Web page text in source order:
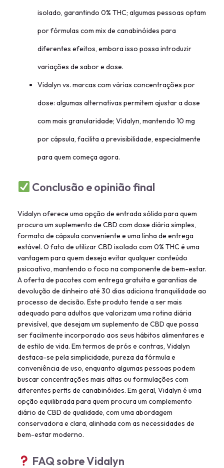
isolado, garantindo 0% THC; algumas pessoas optam
por fórmulas com mix de canabinóides para
diferentes efeitos, embora isso possa introduzir
variações de sabor e dose.
Vidalyn vs. marcas com várias concentrações por
dose: algumas alternativas permitem ajustar a dose
com mais granularidade; Vidalyn, mantendo 10 mg
por cápsula, facilita a previsibilidade, especialmente
para quem começa agora.
Conclusão e opinião final
Vidalyn oferece uma opção de entrada sólida para quem
procura um suplemento de CBD com dose diária simples,
formato de cápsula conveniente e uma linha de entrega
estável. O fato de utilizar CBD isolado com 0% THC é uma
vantagem para quem deseja evitar qualquer conteúdo
psicoativo, mantendo o foco na componente de bem-estar.
A oferta de pacotes com entrega gratuita e garantias de
devolução de dinheiro até 30 dias adiciona tranquilidade ao
processo de decisão. Este produto tende a ser mais
adequado para adultos que valorizam uma rotina diária
previsível, que desejam um suplemento de CBD que possa
ser facilmente incorporado aos seus hábitos alimentares e
de estilo de vida. Em termos de prós e contras, Vidalyn
destaca-se pela simplicidade, pureza da fórmula e
conveniência de uso, enquanto algumas pessoas podem
buscar concentrações mais altas ou formulações com
diferentes perfis de canabinóides. Em geral, Vidalyn é uma
opção equilibrada para quem procura um complemento
diário de CBD de qualidade, com uma abordagem
conservadora e clara, alinhada com as necessidades de
bem-estar moderno.
FAQ sobre Vidalyn